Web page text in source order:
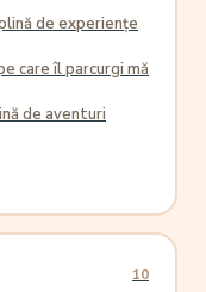
de experiențe
care îl parcurgi mă
de aventuri
10